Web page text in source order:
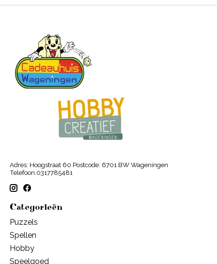
Adres: Hoogstraat 60 Postcode: 6701 BW Wageningen
Telefoon:0317785481
Categorieën
Puzzels
Spellen
Hobby
Speelgoed